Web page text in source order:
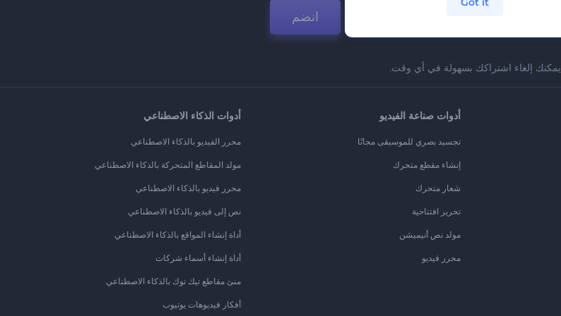
انضم
يمكنك إلغاء اشتراكك بسهولة في أي وقت.
أدوات صناعة الفيديو
تجسيد بصري للموسيقى مجانًا
إنشاء مقطع متحرك
شعار متحرك
تحرير افتتاحية
مولد نص أنيميشن
محرر فيديو
أدوات الذكاء الاصطناعي
محرر الفيديو بالذكاء الاصطناعي
مولد المقاطع المتحركة بالذكاء الاصطناعي
محرر فيديو بالذكاء الاصطناعي
نص إلى فيديو بالذكاء الاصطناعي
أداة إنشاء المواقع بالذكاء الاصطناعي
أداة إنشاء أسماء شركات
منئ مقاطع تيك توك بالذكاء الاصطناعي
أفكار فيديوهات يوتيوب